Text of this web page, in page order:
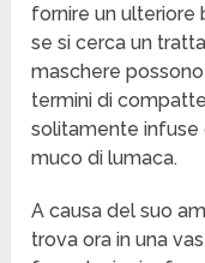
fornire un ulteriore
se si cerca un
maschere
termini di
solitamente infuse
muco di lumaca.
A causa del suo
trova ora in una